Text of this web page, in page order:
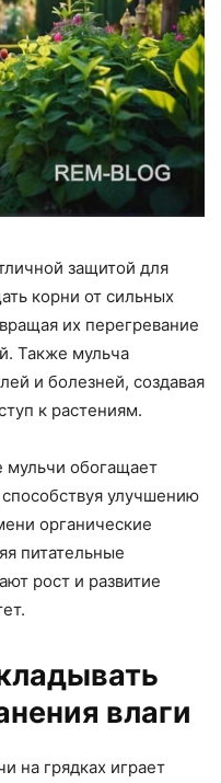
защитой для
корни от сильных
их перегревание
Также мульча
и болезней, создавая
к растениям.
мульчи обогащает
улучшению
органические
питательные
рост и развитие
влаги
на грядках играет